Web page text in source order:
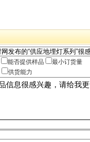
能否提供样品
最小订货量
供货能力